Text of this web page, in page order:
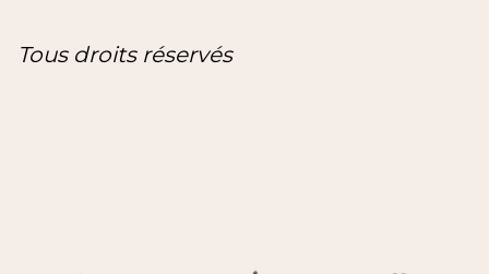
Tous droits réservés